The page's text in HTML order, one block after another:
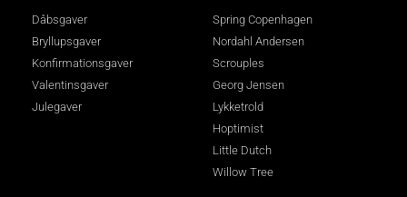
Dåbsgaver
Bryllupsgaver
Konfirmationsgaver
Valentinsgaver
Julegaver
Spring Copenhagen
Nordahl Andersen
Scrouples
Georg Jensen
Lykketrold
Hoptimist
Little Dutch
Willow Tree